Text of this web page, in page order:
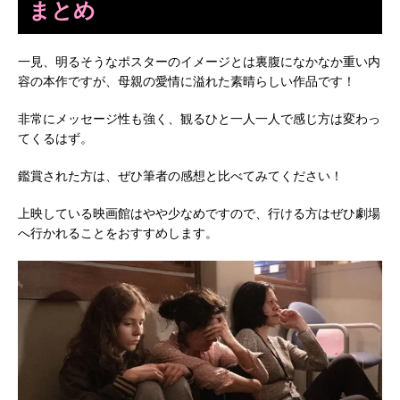
まとめ
一見、明るそうなポスターのイメージとは裏腹になかなか重い内
容の本作ですが、母親の愛情に溢れた素晴らしい作品です！
非常にメッセージ性も強く、観るひと一人一人で感じ方は変わっ
てくるはず。
鑑賞された方は、ぜひ筆者の感想と比べてみてください！
上映している映画館はやや少なめですので、行ける方はぜひ劇場
へ行かれることをおすすめします。